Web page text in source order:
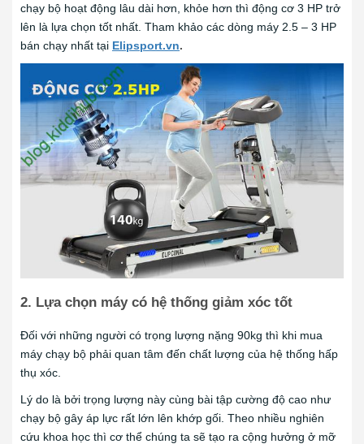
chạy bộ hoạt động lâu dài hơn, khỏe hơn thì động cơ 3 HP trở
lên là lựa chọn tốt nhất. Tham khảo các dòng máy 2.5 – 3 HP
bán chạy nhất tại Elipsport.vn.
2. Lựa chọn máy có hệ thống giảm xóc tốt
Đối với những người có trọng lượng nặng 90kg thì khi mua
máy chạy bộ phải quan tâm đến chất lượng của hệ thống hấp
thụ xóc.
Lý do là bởi trọng lượng này cùng bài tập cường độ cao như
chạy bộ gây áp lực rất lớn lên khớp gối. Theo nhiều nghiên
cứu khoa học thì cơ thể chúng ta sẽ tạo ra cộng hưởng ở mỡ